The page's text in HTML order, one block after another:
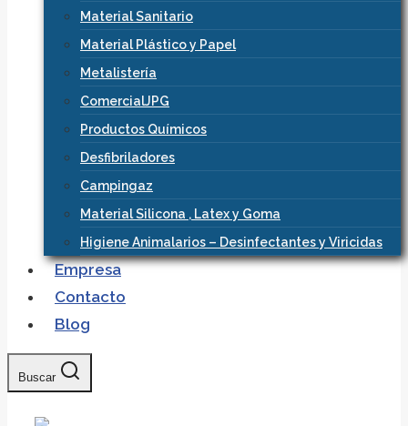
Material Sanitario
Material Plástico y Papel
Metalistería
ComercialJPG
Productos Químicos
Desfibriladores
Campingaz
Material Silicona , Latex y Goma
Higiene Animalarios – Desinfectantes y Viricidas
Empresa
Contacto
Blog
Buscar